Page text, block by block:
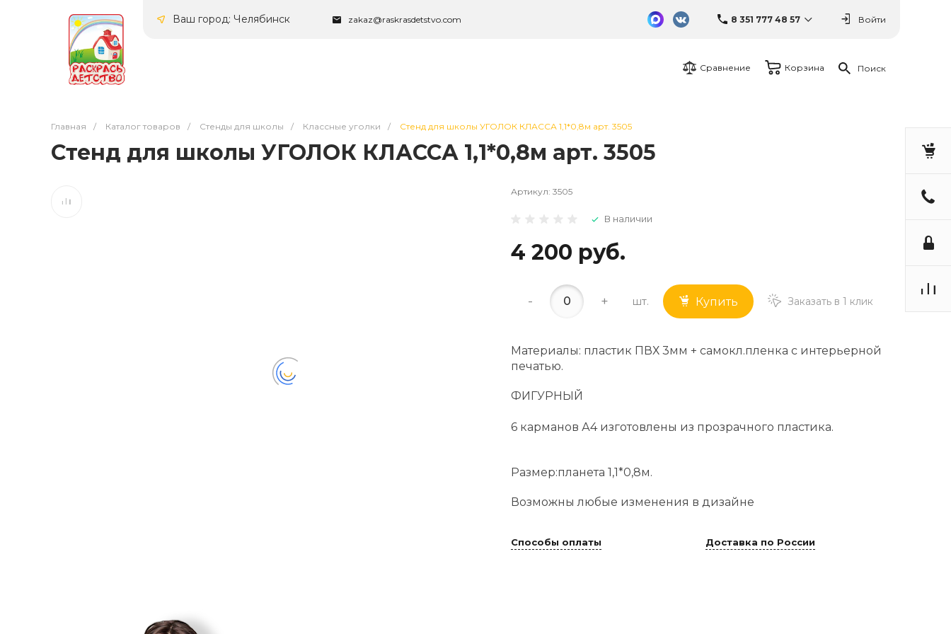
Ваш город: Челябинск zakaz@raskrasdetstvo.com 8 351 777 48 57 Войти
Сравнение Корзина Поиск
Главная / Каталог товаров / Стенды для школы / Классные уголки / Стенд для школы УГОЛОК КЛАССА 1,1*0,8м арт. 3505
Стенд для школы УГОЛОК КЛАССА 1,1*0,8м арт. 3505
Артикул: 3505
В наличии
4 200 руб.
- + шт. Купить Заказать в 1 клик
Материалы: пластик ПВХ 3мм + самокл.пленка с интерьерной
печатью.
ФИГУРНЫЙ
6 карманов А4 изготовлены из прозрачного пластика.
Размер:планета 1,1*0,8м.
Возможны любые изменения в дизайне
Способы оплаты Доставка по России